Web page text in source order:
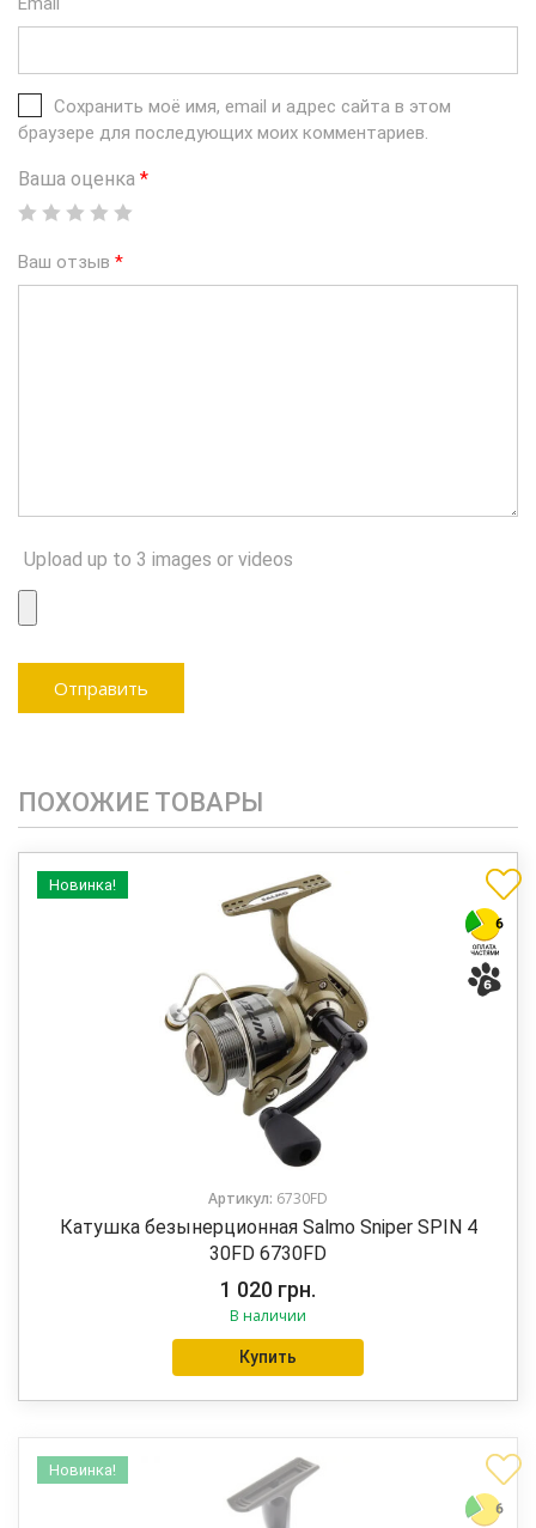
Сохранить моё имя, email и адрес сайта в этом
браузере для последующих моих комментариев.
Ваша оценка *
Ваш отзыв *
Upload up to 3 images or videos
ПОХОЖИЕ ТОВАРЫ
Новинка!
Артикул: 6730FD
Катушка безынерционная Salmo Sniper SPIN 4
30FD 6730FD
1 020 грн.
В наличии
Купить
Новинка!